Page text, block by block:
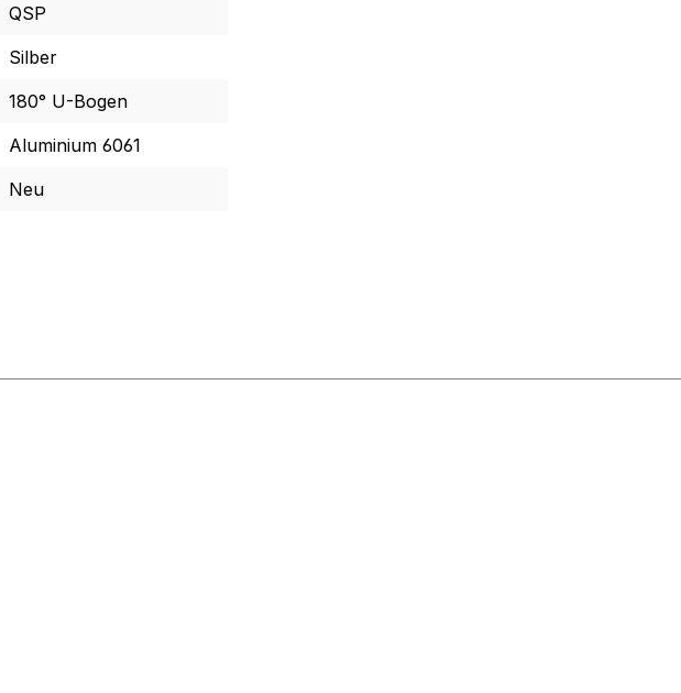
QSP
Silber
180° U-Bogen
Aluminium 6061
Neu